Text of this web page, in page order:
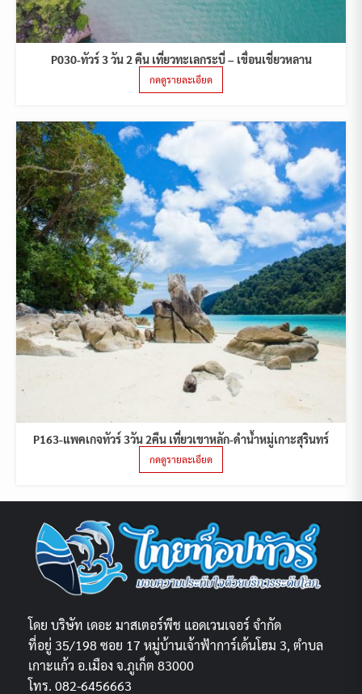
P030-ทัวร์ 3 วัน 2 คืน เที่ยวทะเลกระบี่ – เขื่อนเชี่ยวหลาน
กดดูรายละเอียด
P163-แพคเกจทัวร์ 3วัน 2คืน เที่ยวเขาหลัก-ดำน้ำหมู่เกาะสุรินทร์
กดดูรายละเอียด
โดย บริษัท เดอะ มาสเตอร์พีช แอดเวนเจอร์ จำกัด
ที่อยู่ 35/198 ซอย 17 หมู่บ้านเจ้าฟ้าการ์เด้นโฮม 3, ตำบล
เกาะแก้ว อ.เมือง จ.ภูเก็ต 83000
โทร. 082-6456663